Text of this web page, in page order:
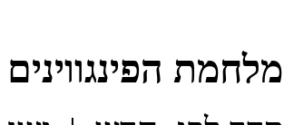
מלחמת הפינגווינים